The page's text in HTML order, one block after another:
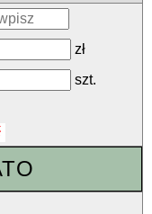
zł
szt.